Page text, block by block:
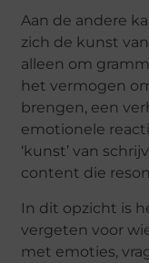
Aan de andere
zich de kunst
alleen om
het vermogen
brengen, een
emotionele
‘kunst’ van
content die
In dit opzicht is
vergeten voor
met emoties,